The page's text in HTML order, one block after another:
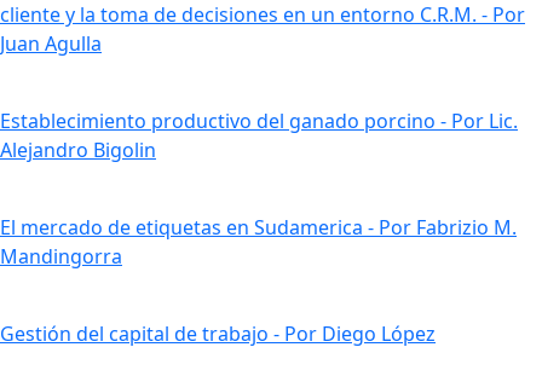
cliente y la toma de decisiones en un entorno C.R.M. - Por
Juan Agulla
Establecimiento productivo del ganado porcino - Por Lic.
Alejandro Bigolin
El mercado de etiquetas en Sudamerica - Por Fabrizio M.
Mandingorra
Gestión del capital de trabajo - Por Diego López